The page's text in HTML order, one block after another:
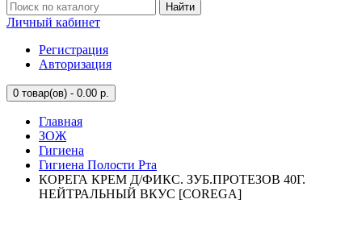
Найти
Личный кабинет
Регистрация
Авторизация
0 товар(ов) - 0.00 р.
Главная
ЗОЖ
Гигиена
Гигиена Полости Рта
КОРЕГА КРЕМ Д/ФИКС. ЗУБ.ПРОТЕЗОВ 40Г.
НЕЙТРАЛЬНЫЙ ВКУС [COREGA]